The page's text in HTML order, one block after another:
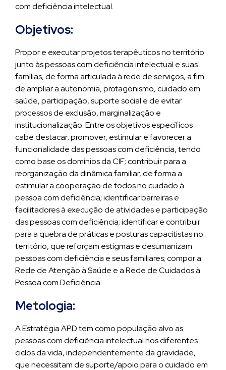
com deficiência intelectual.
Objetivos:
Propor e executar projetos terapêuticos no território
junto às pessoas com deficiência intelectual e suas
famílias, de forma articulada à rede de serviços, a fim
de ampliar a autonomia, protagonismo, cuidado em
saúde, participação, suporte social e de evitar
processos de exclusão, marginalização e
institucionalização. Entre os objetivos específicos
cabe destacar: promover, estimular e favorecer a
funcionalidade das pessoas com deficiência, tendo
como base os domínios da CIF; contribuir para a
reorganização da dinâmica familiar, de forma a
estimular a cooperação de todos no cuidado à
pessoa com deficiência; identificar barreiras e
facilitadores à execução de atividades e participação
das pessoas com deficiência; identificar e contribuir
para a quebra de práticas e posturas capacitistas no
território, que reforçam estigmas e desumanizam
pessoas com deficiência e seus familiares; compor a
Rede de Atenção à Saúde e a Rede de Cuidados à
Pessoa com Deficiência.
Metologia:
A Estratégia APD tem como população alvo as
pessoas com deficiência intelectual nos diferentes
ciclos da vida, independentemente da gravidade,
que necessitam de suporte/apoio para o cuidado em